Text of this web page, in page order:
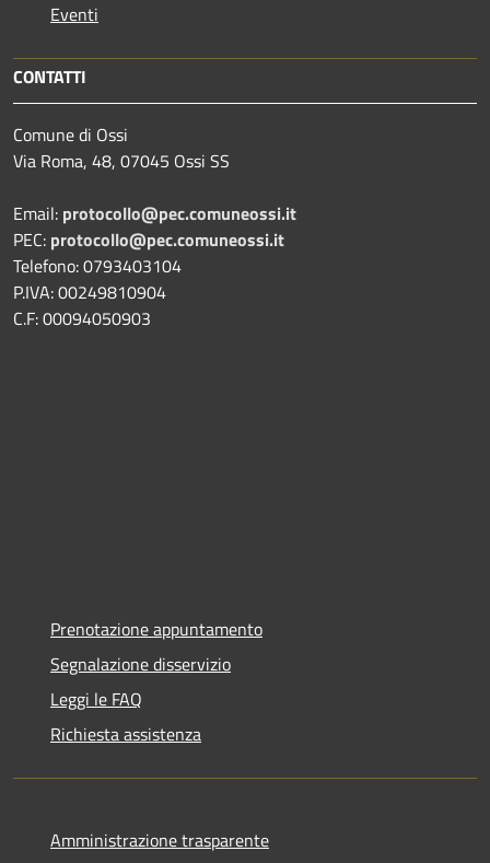
Eventi
CONTATTI
Comune di Ossi
Via Roma, 48, 07045 Ossi SS
Email: protocollo@pec.comuneossi.it
PEC: protocollo@pec.comuneossi.it
Telefono: 0793403104
P.IVA: 00249810904
C.F: 00094050903
Prenotazione appuntamento
Segnalazione disservizio
Leggi le FAQ
Richiesta assistenza
Amministrazione trasparente